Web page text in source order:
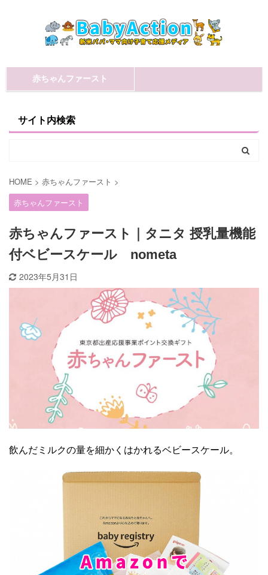
赤ちゃんファースト
サイト内検索
HOME > 赤ちゃんファースト >
赤ちゃんファースト
赤ちゃんファースト｜タニタ 授乳量機能
付ベビースケール nometa
2023年5月31日
飲んだミルクの量を細かくはかれるベビースケール。